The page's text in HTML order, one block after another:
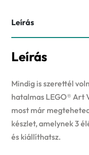
Leírás
Leírás
Mindig is szerettél
hatalmas LEGO® Art
most már
készlet, amelynek 3
és kiállíthatsz.